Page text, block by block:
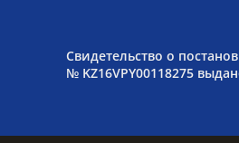
Свидетельство о
№ KZ16VPY00118275